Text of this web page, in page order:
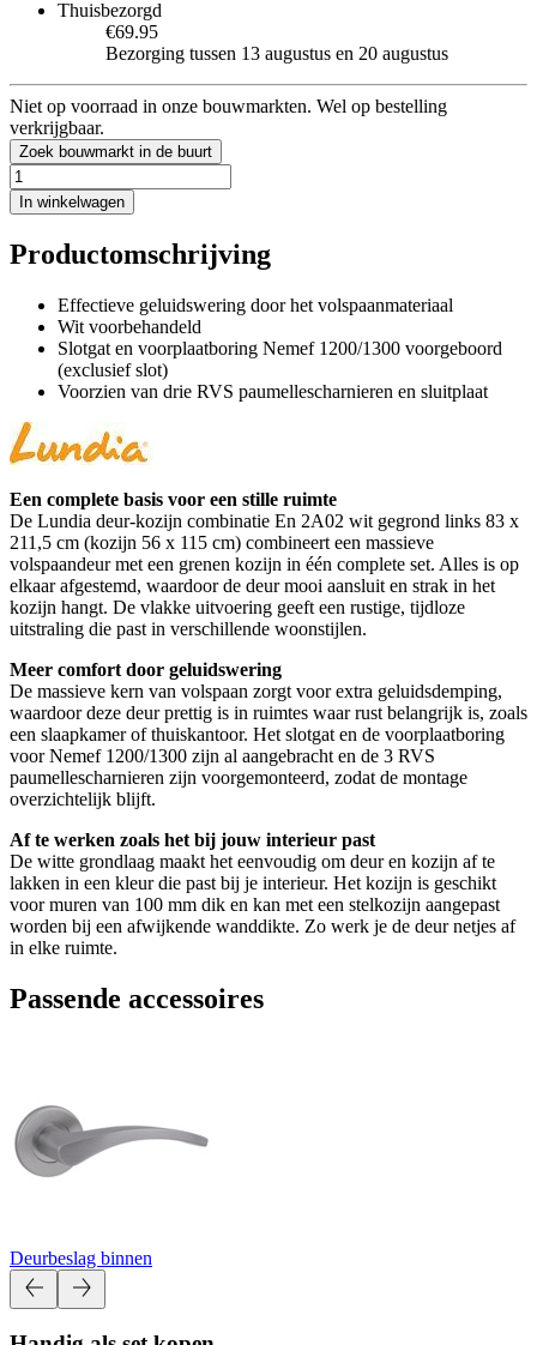
Thuisbezorgd
€69.95
Bezorging tussen 13 augustus en 20 augustus
Niet op voorraad in onze bouwmarkten. Wel op bestelling
verkrijgbaar.
Zoek bouwmarkt in de buurt
In winkelwagen
Productomschrijving
Effectieve geluidswering door het volspaanmateriaal
Wit voorbehandeld
Slotgat en voorplaatboring Nemef 1200/1300 voorgeboord
(exclusief slot)
Voorzien van drie RVS paumellescharnieren en sluitplaat
Een complete basis voor een stille ruimte
De Lundia deur-kozijn combinatie En 2A02 wit gegrond links 83 x
211,5 cm (kozijn 56 x 115 cm) combineert een massieve
volspaandeur met een grenen kozijn in één complete set. Alles is op
elkaar afgestemd, waardoor de deur mooi aansluit en strak in het
kozijn hangt. De vlakke uitvoering geeft een rustige, tijdloze
uitstraling die past in verschillende woonstijlen.
Meer comfort door geluidswering
De massieve kern van volspaan zorgt voor extra geluidsdemping,
waardoor deze deur prettig is in ruimtes waar rust belangrijk is, zoals
een slaapkamer of thuiskantoor. Het slotgat en de voorplaatboring
voor Nemef 1200/1300 zijn al aangebracht en de 3 RVS
paumellescharnieren zijn voorgemonteerd, zodat de montage
overzichtelijk blijft.
Af te werken zoals het bij jouw interieur past
De witte grondlaag maakt het eenvoudig om deur en kozijn af te
lakken in een kleur die past bij je interieur. Het kozijn is geschikt
voor muren van 100 mm dik en kan met een stelkozijn aangepast
worden bij een afwijkende wanddikte. Zo werk je de deur netjes af
in elke ruimte.
Passende accessoires
Deurbeslag binnen